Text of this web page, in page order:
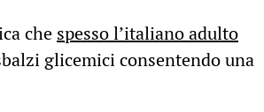
che spesso l’italiano adulto
glicemici consentendo una